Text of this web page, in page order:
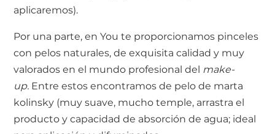
aplicaremos).
Por una parte, en You te proporcionamos pinceles
con pelos naturales, de exquisita calidad y muy
valorados en el mundo profesional del make-
up. Entre estos encontramos de pelo de marta
kolinsky (muy suave, mucho temple, arrastra el
producto y capacidad de absorción de agua; ideal